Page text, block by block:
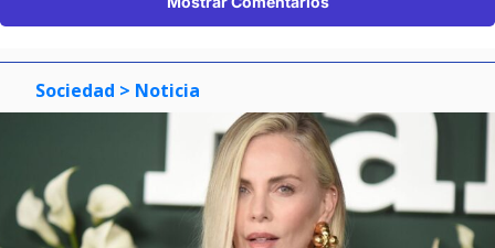
Sociedad > Noticia